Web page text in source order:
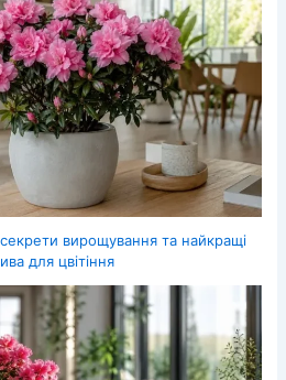
вирощування та найкращі
для цвітіння